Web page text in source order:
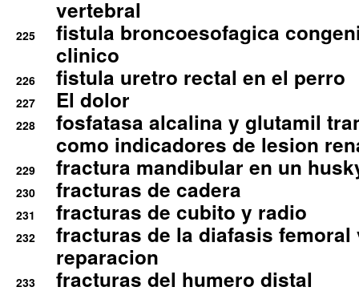
vertebral
225
fistula broncoesofagica
clinico
226 fistula uretro rectal en el perro
227 El dolor
228
fosfatasa alcalina y glutamil
como indicadores de lesion
229 fractura mandibular en un
230 fracturas de cadera
231 fracturas de cubito y radio
232
fracturas de la diafasis
reparacion
233 fracturas del humero distal